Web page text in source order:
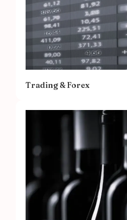
Trading & Forex